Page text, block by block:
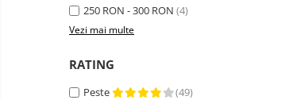
Tablete pc cu proiector video
Tablete rezistente
Tablete pentru copii
Laptop-uri
250 RON - 300 RON (4)
Vezi mai multe
RATING
Peste
(49)